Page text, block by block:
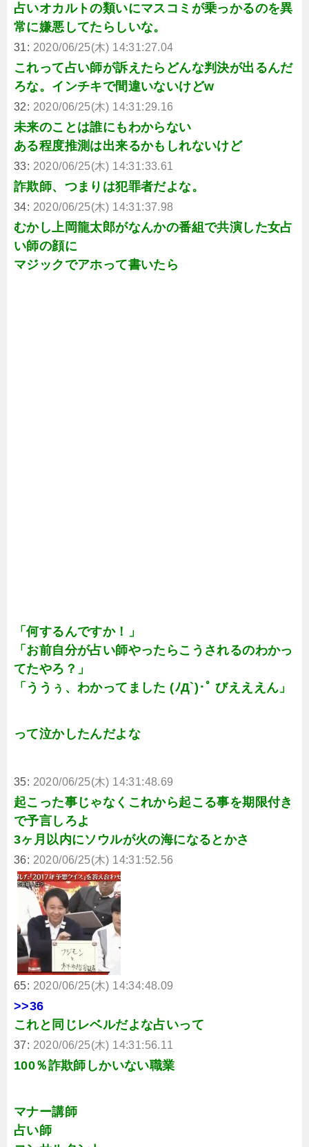
占いオカルトの類いにマスコミが乗っかるのを異
常に嫌悪してたらしいな。
31: 2020/06/25(木) 14:31:27.04
これって占い師が訴えたらどんな判決が出るんだ
ろな。インチキで間違いないけどw
32: 2020/06/25(木) 14:31:29.16
未来のことは誰にもわからない
ある程度推測は出来るかもしれないけど
33: 2020/06/25(木) 14:31:33.61
詐欺師、つまりは犯罪者だよな。
34: 2020/06/25(木) 14:31:37.98
むかし上岡龍太郎がなんかの番組で共演した女占
い師の顔に
マジックでアホって書いたら
「何するんですか！」
「お前自分が占い師やったらこうされるのわかっ
てたやろ？」
「ううぅ、わかってました (ﾉД`)･ﾟ びえええん」
って泣かしたんだよな
35: 2020/06/25(木) 14:31:48.69
起こった事じゃなくこれから起こる事を期限付き
で予言しろよ
3ヶ月以内にソウルが火の海になるとかさ
36: 2020/06/25(木) 14:31:52.56
65: 2020/06/25(木) 14:34:48.09
>>36
これと同じレベルだよな占いって
37: 2020/06/25(木) 14:31:56.11
100％詐欺師しかいない職業
マナー講師
占い師